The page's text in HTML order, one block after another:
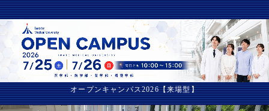
オープンキャンパス2026【来場型】